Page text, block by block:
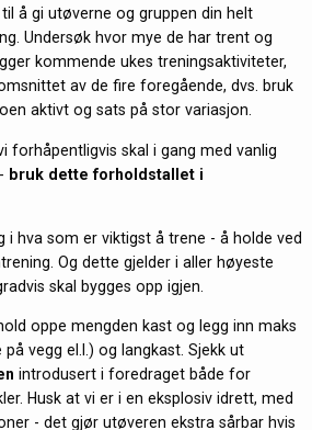
å gi utøverne og gruppen din helt
Undersøk hvor mye de har trent og
kommende ukes treningsaktiviteter,
av de fire foregående, dvs. bruk
aktivt og sats på stor variasjon.
forhåpentligvis skal i gang med vanlig
bruk dette forholdstallet i
i hva som er viktigst å trene - å holde ved
Og dette gjelder i aller høyeste
skal bygges opp igjen.
oppe mengden kast og legg inn maks
på vegg el.l.) og langkast. Sjekk ut
introdusert i foredraget både for
Husk at vi er i en eksplosiv idrett, med
- det gjør utøveren ekstra sårbar hvis